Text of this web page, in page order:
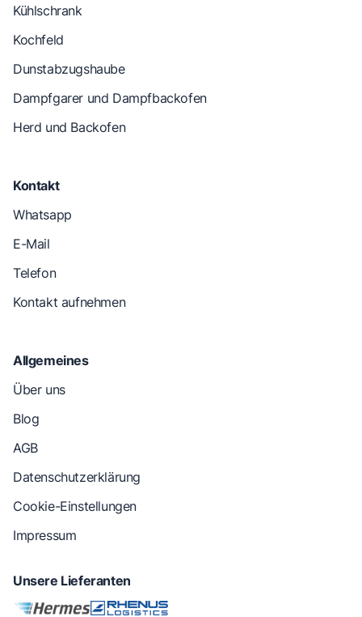
Kühlschrank
Kochfeld
Dunstabzugshaube
Dampfgarer und Dampfbackofen
Herd und Backofen
Kontakt
Whatsapp
E-Mail
Telefon
Kontakt aufnehmen
Allgemeines
Über uns
Blog
AGB
Datenschutzerklärung
Cookie-Einstellungen
Impressum
Unsere Lieferanten